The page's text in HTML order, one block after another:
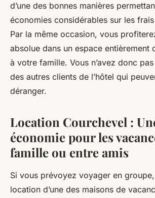
d’une des bonnes manières
économies considérables sur les
Par la même occasion, vous
absolue dans un espace entièrement
à votre famille. Vous n’avez donc
des autres clients de l’hôtel qui
déranger.
Location Courchevel :
économie pour les
famille ou entre amis
Si vous prévoyez voyager en
location d’une des maisons de